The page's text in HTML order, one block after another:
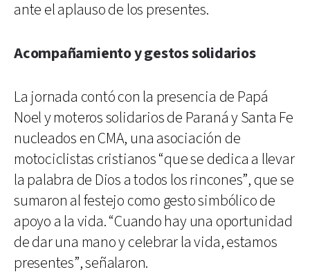
ante el aplauso de los presentes.
Acompañamiento y gestos solidarios
La jornada contó con la presencia de Papá
Noel y moteros solidarios de Paraná y Santa Fe
nucleados en CMA, una asociación de
motociclistas cristianos “que se dedica a llevar
la palabra de Dios a todos los rincones”, que se
sumaron al festejo como gesto simbólico de
apoyo a la vida. “Cuando hay una oportunidad
de dar una mano y celebrar la vida, estamos
presentes”, señalaron.